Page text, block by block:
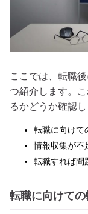
ここでは、転職
つ紹介します。
るかどうか確認し
転職に向けて
情報収集が不
転職すれば問
転職に向けて